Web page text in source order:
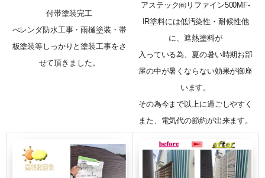
付帯塗装完工
べレンダ防水工事・雨樋塗装・帯
板塗装等しっかりと塗装工事をさ
せて頂きました。
アステック㈱リファイン500MF-
IR塗料には低汚染性・耐候性他
に、遮熱塗料が
入っている為、夏の暑い時期お部
屋の中が暑くならない効果が御座
います。
その為今まで以上に過ごしやすく
また、電気代の節約が出来ます。